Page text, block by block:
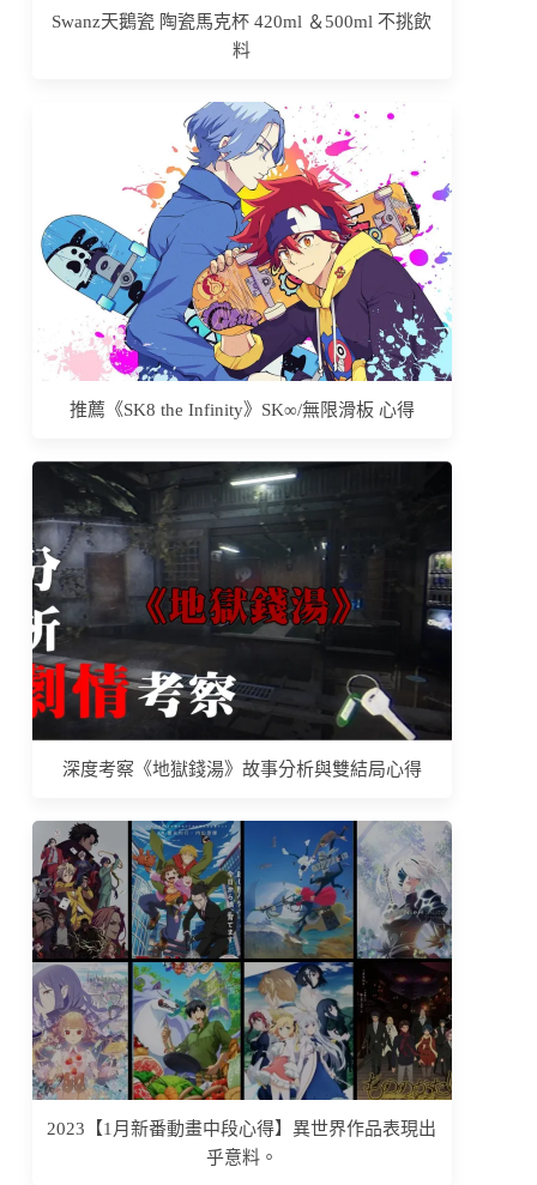
Swanz天鵝瓷 陶瓷馬克杯 420ml ＆500ml 不挑飲
料
推薦《SK8 the Infinity》SK∞/無限滑板 心得
深度考察《地獄錢湯》故事分析與雙結局心得
2023【1月新番動畫中段心得】異世界作品表現出
乎意料。